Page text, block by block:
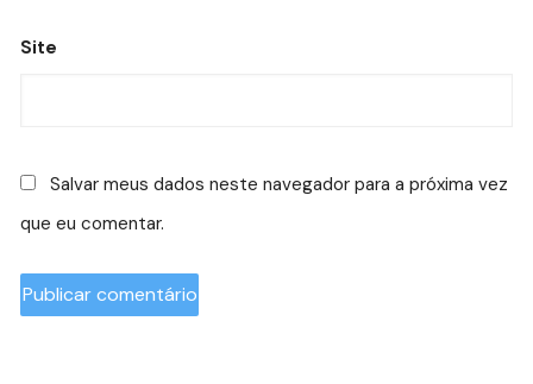
Site
Salvar meus dados neste navegador para a próxima vez
que eu comentar.